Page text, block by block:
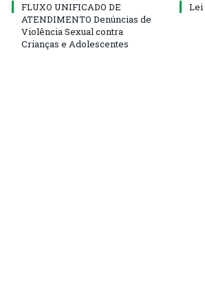
FLUXO UNIFICADO DE
ATENDIMENTO Denúncias de
Violência Sexual contra
Crianças e Adolescentes
Lei